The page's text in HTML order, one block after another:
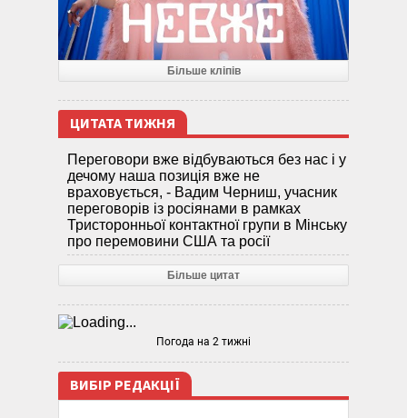
Більше кліпів
ЦИТАТА ТИЖНЯ
Переговори вже відбуваються без нас і у
дечому наша позиція вже не
враховується, - Вадим Черниш, учасник
переговорів із росіянами в рамках
Тристоронньої контактної групи в Мінську
про перемовини США та росії
Більше цитат
Погода на 2 тижні
ВИБІР РЕДАКЦІЇ